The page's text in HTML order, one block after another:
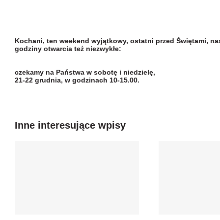
Kochani, ten weekend wyjątkowy, ostatni przed Świętami,
godziny otwarcia też niezwykłe:
czekamy na Państwa w sobotę i niedzielę,
21-22 grudnia, w godzinach 10-15.00.
Inne interesujące wpisy